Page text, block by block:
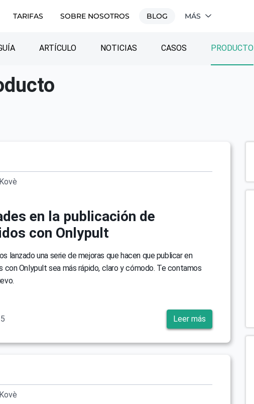
TARIFAS SOBRE NOSOTROS BLOG MÁS
ARTÍCULO NOTICIAS CASOS PRODUCTO
en la publicación de
con Onlypult
lanzado una serie de mejoras que hacen que publicar en
con Onlypult sea más rápido, claro y cómodo. Te contamos
Leer más